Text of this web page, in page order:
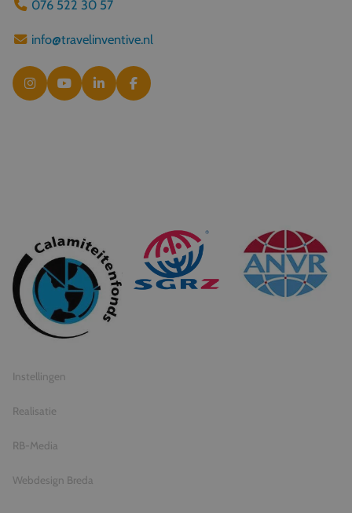
076 522 30 57
info@travelinventive.nl
© 2026 Travel Inventive
Algemene voorwaarden
Privacy statement
Instellingen
Realisatie
RB-Media
Webdesign Breda